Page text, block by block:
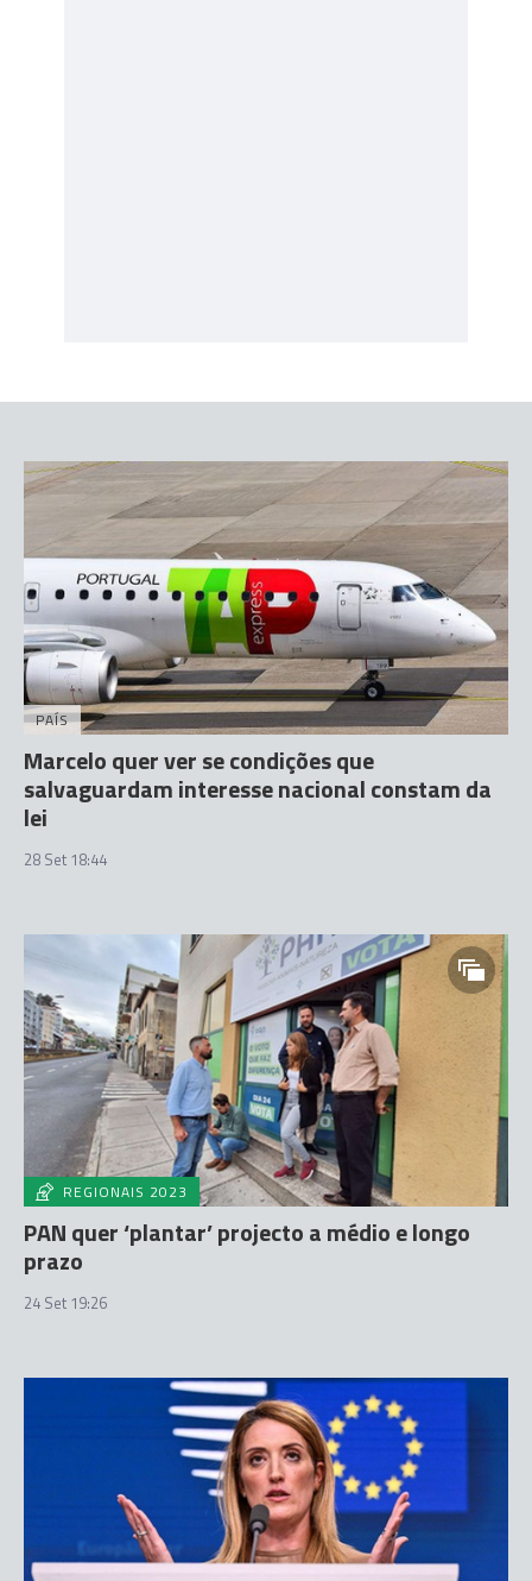
PAÍS
Marcelo quer ver se condições que
salvaguardam interesse nacional constam da
lei
28 Set 18:44
REGIONAIS 2023
PAN quer ‘plantar’ projecto a médio e longo
prazo
24 Set 19:26